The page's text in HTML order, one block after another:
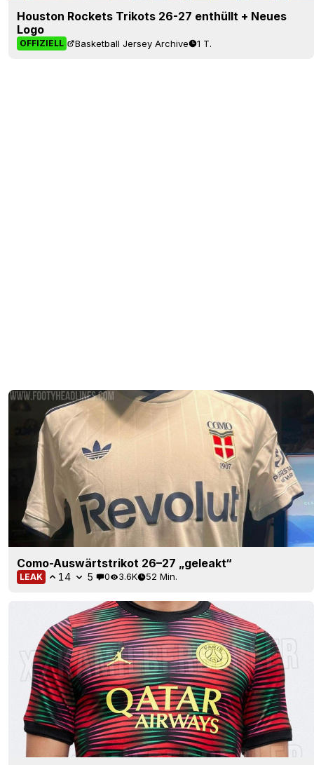
Houston Rockets Trikots 26-27 enthüllt + Neues
Logo
OFFIZIELL Basketball Jersey Archive 1 T.
Como-Auswärtstrikot 26–27 „geleakt“
LEAK 14 5 0 3.6K 52 Min.